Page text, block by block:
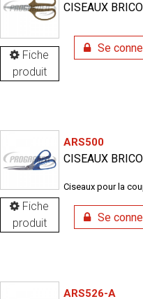
Fiche
produit
CISEAUX
Se
Fiche
produit
ARS500
CISEAUX
Ciseaux pour la
Se
ARS526-A